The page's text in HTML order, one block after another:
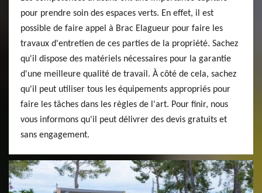
pour prendre soin des espaces verts. En effet, il est
possible de faire appel à Brac Elagueur pour faire les
travaux d'entretien de ces parties de la propriété. Sachez
qu'il dispose des matériels nécessaires pour la garantie
d'une meilleure qualité de travail. À côté de cela, sachez
qu'il peut utiliser tous les équipements appropriés pour
faire les tâches dans les règles de l'art. Pour finir, nous
vous informons qu'il peut délivrer des devis gratuits et
sans engagement.